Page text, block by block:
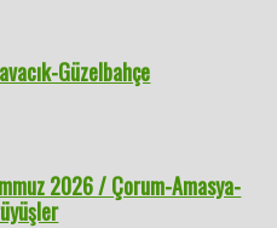
Güzelbahçe
2026 / Çorum-Amasya-